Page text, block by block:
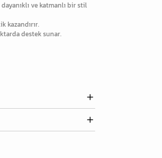
ve katmanlı bir stil
kazandırır.
destek sunar.